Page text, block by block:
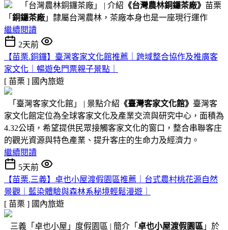
「台灣農林銅鑼茶廠」 | 介紹 《台灣農林銅鑼茶廠》 苗栗
「 銅鑼茶廠 」隸屬台灣農林，茶廠本身也是一座現行運作
繼續閱讀
2天前
【苗栗.銅鑼】臺灣客家文化館推薦｜跨域整合協作及推廣客
家文化｜暢遊免門票親子景點｜
[ 苗栗 ] 國內旅遊
「臺灣客家文化館」 | 景點介紹 《臺灣客家文化館》 臺灣客
家文化館定位為全球客家文化及產業交流與研究中心，面積為
4.32公頃，希望提供民眾接觸客家文化的窗口，整合串聯客庄
的觀光資源與特色產業、提升客庄的生命力及經濟力。
繼續閱讀
5天前
【苗栗.三義】卓也小屋渡假園區推薦｜台式農村桃花源自然
景觀｜藍染體驗與森林系秘境輕鬆漫遊｜
[ 苗栗 ] 國內旅遊
三義「卓也小屋」度假園區 | 簡介「 卓也小屋渡假園區 」於